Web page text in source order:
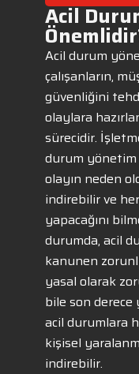
Acil
Acil durum
çalışanların,
güvenliğini
olaylara
sürecidir.
durum yönetim
olayın neden
indirebilir ve
yapacağını
durumda, acil
kanunen
yasal olarak
bile son derece
acil durumlara
kişisel
indirebilir.